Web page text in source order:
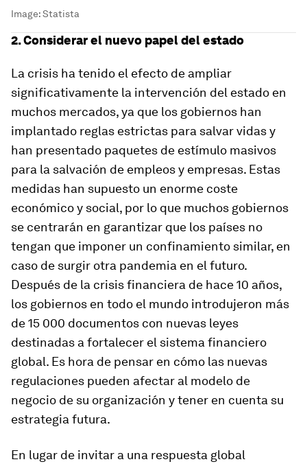
Image:Statista
2. Considerar el nuevo papel del estado
La crisis ha tenido el efecto de ampliar
significativamente la intervención del estado en
muchos mercados, ya que los gobiernos han
implantado reglas estrictas para salvar vidas y
han presentado paquetes de estímulo masivos
para la salvación de empleos y empresas. Estas
medidas han supuesto un enorme coste
económico y social, por lo que muchos gobiernos
se centrarán en garantizar que los países no
tengan que imponer un confinamiento similar, en
caso de surgir otra pandemia en el futuro.
Después de la crisis financiera de hace 10 años,
los gobiernos en todo el mundo introdujeron más
de 15 000 documentos con nuevas leyes
destinadas a fortalecer el sistema financiero
global. Es hora de pensar en cómo las nuevas
regulaciones pueden afectar al modelo de
negocio de su organización y tener en cuenta su
estrategia futura.
En lugar de invitar a una respuesta global